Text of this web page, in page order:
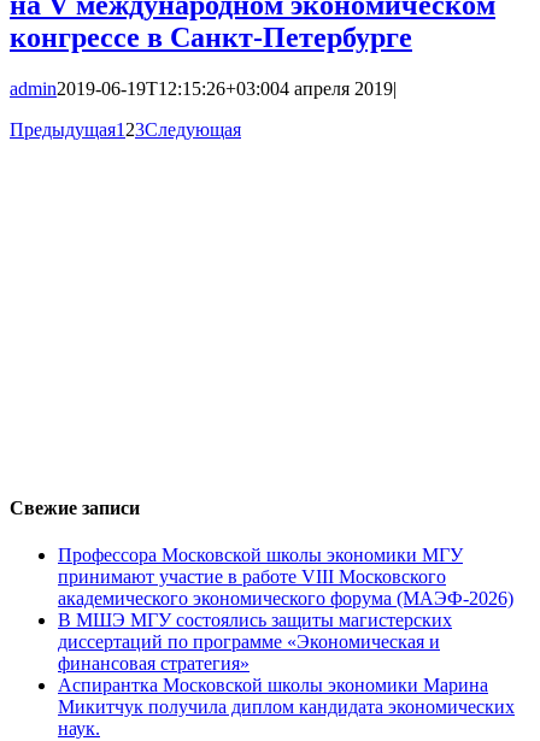
конгрессе в Санкт-Петербурге
admin2019-06-19T12:15:26+03:004 апреля 2019|
Предыдущая1 23Следующая
Свежие записи
Профессора Московской школы экономики МГУ
принимают участие в работе VIII Московского
академического экономического форума (МАЭФ-2026)
В МШЭ МГУ состоялись защиты магистерских
диссертаций по программе «Экономическая и
финансовая стратегия»
Аспирантка Московской школы экономики Марина
Микитчук получила диплом кандидата экономических
наук.